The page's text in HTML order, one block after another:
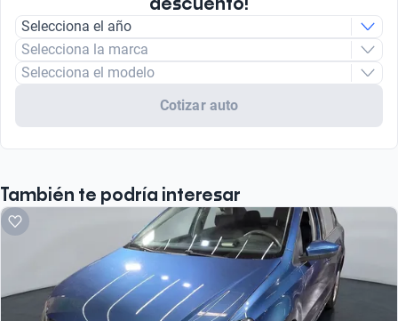
descuento!
Selecciona el año
Selecciona la marca
Selecciona el modelo
Cotizar auto
También te podría interesar